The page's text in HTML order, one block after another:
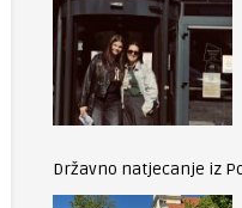
Državno natjecanje iz